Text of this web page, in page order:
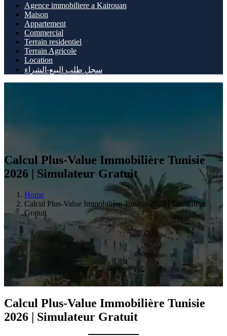
Agence immobiliere a Kairouan
Maison
Appartement
Commercial
Terrain residentiel
Terrain Agricole
Location
سجل طلب البيع-الشراء
Calcul Plus-Value Immobilière Tunisie
2026 | Simulateur Gratuit
Home
Calcul Plus-Value Immobilière Tunisie 2026 | Simulateur
Gratuit
Calcul Plus-Value Immobilière Tunisie
2026 | Simulateur Gratuit